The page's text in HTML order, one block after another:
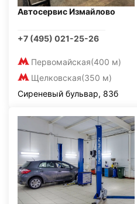
Автосервис Измайлово
+7 (495) 021-25-26
Первомайская(400 м)
Щелковская(350 м)
Сиреневый бульвар, 83б